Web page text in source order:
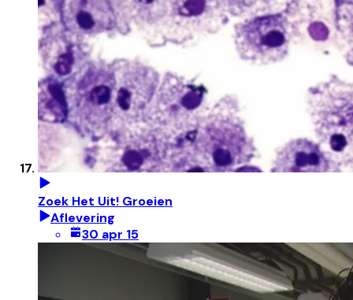
Zoek Het Uit! Groeien
Aflevering
30 apr 15